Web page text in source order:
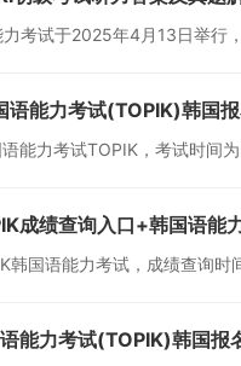
考试于2025年4月13日举行
能力考试(TOPIK)韩国
能力考试TOPIK，考试时间
成绩查询入口+韩国语能
韩国语能力考试，成绩查询
能力考试(TOPIK)韩国报